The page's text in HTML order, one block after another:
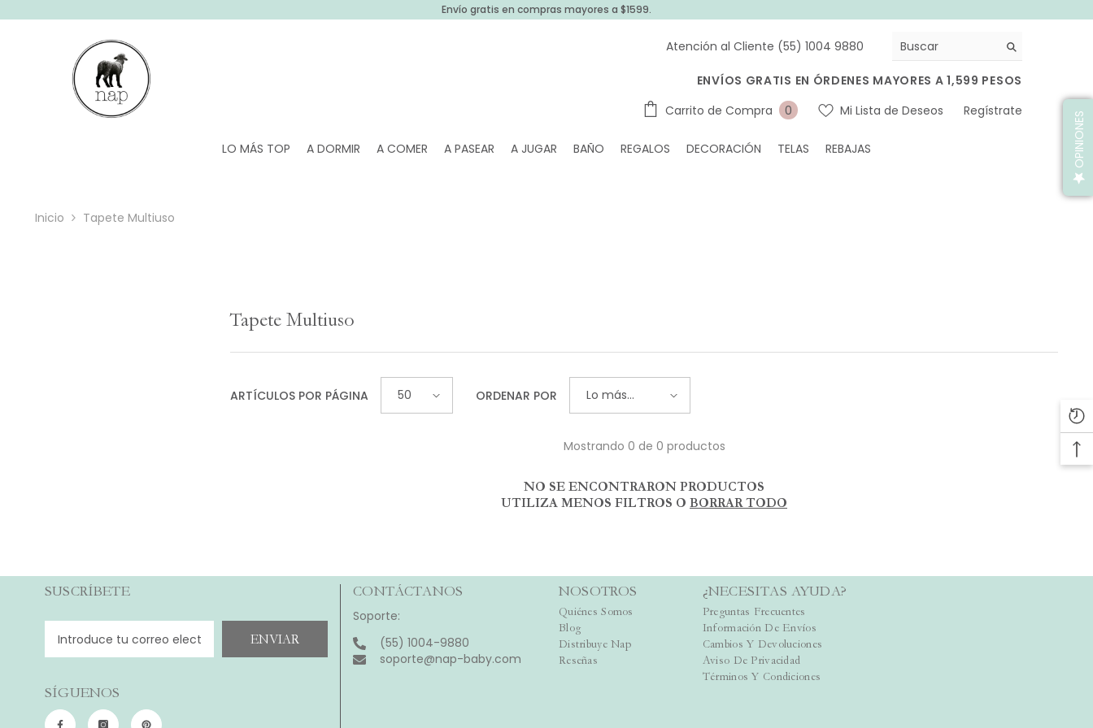
Envío gratis en compras mayores a $1599.
Atención al Cliente (55) 1004 9880
ENVÍOS GRATIS EN ÓRDENES MAYORES A 1,599 PESOS
Carrito de Compra
0 0
Mi Lista de Deseos Regístrate
LO MÁS TOP A DORMIR A COMER A PASEAR A JUGAR BAÑO REGALOS DECORACIÓN TELAS REBAJAS
Inicio Tapete Multiuso
Tapete Multiuso
ARTÍCULOS POR PÁGINA 50 ORDENAR POR
Lo más
vendido
Mostrando 0 de 0 productos
NO SE ENCONTRARON PRODUCTOS
UTILIZA MENOS FILTROS O BORRAR TODO
SUSCRÍBETE
ENVIAR
SÍGUENOS
CONTÁCTANOS
Soporte:
(55) 1004-9880
soporte@nap-baby.com
NOSOTROS
Quiénes Somos
Blog
Distribuye Nap
Reseñas
¿NECESITAS AYUDA?
Preguntas Frecuentes
Información De Envíos
Cambios Y Devoluciones
Aviso De Privacidad
Términos Y Condiciones
OPINIONES